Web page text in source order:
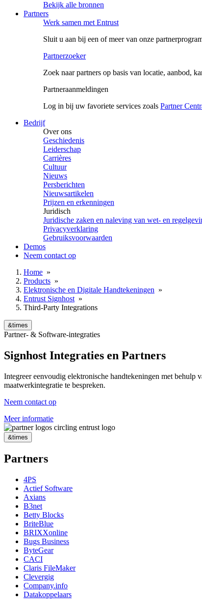
Bekijk alle bronnen
Partners
Werk samen met Entrust
Sluit u aan bij een of meer van onze
Partnerzoeker
Zoek naar partners op basis van locatie, aanbod,
Partneraanmeldingen
Log in bij uw favoriete services zoals Partner
Bedrijf
Over ons
Geschiedenis
Leiderschap
Carrières
Cultuur
Nieuws
Persberichten
Nieuwsartikelen
Prijzen en erkenningen
Juridisch
Juridische zaken en naleving van wet- en
Privacyverklaring
Gebruiksvoorwaarden
Demos
Neem contact op
Home »
Products »
Elektronische en Digitale Handtekeningen »
Entrust Signhost »
Third-Party Integrations
&times
Partner- & Software-integraties
Signhost Integraties en Partners
Integreer eenvoudig elektronische handtekeningen met behulp
maatwerkintegratie te bespreken.
Neem contact op
Meer informatie
&times
Partners
4PS
Actief Software
Axians
B3net
Betty Blocks
BriteBlue
BRIXXonline
Bugs Business
ByteGear
CACI
Claris FileMaker
Clevergig
Company.info
Datakoppelaars